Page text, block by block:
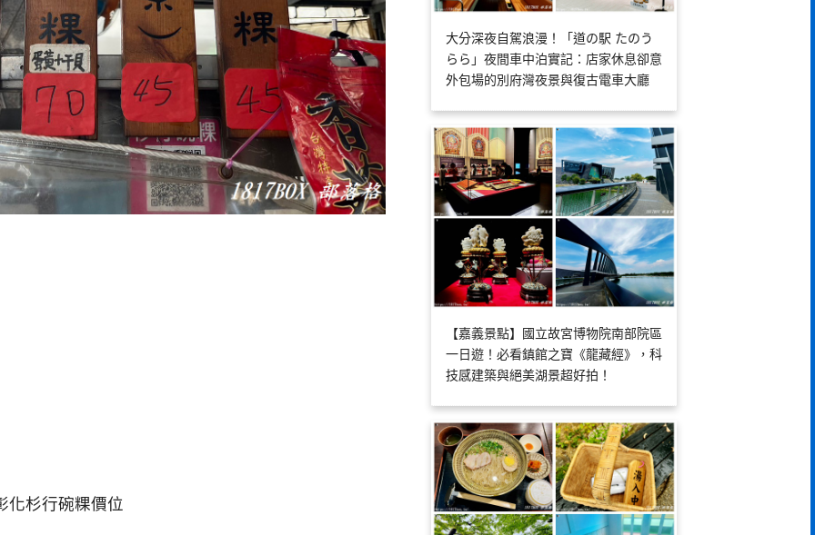
化杉行碗粿價位
大分深夜自駕浪漫！「道の駅 たのう
らら」夜間車中泊實記：店家休息卻意
外包場的別府灣夜景與復古電車大廳
【嘉義景點】國立故宮博物院南部院區
一日遊！必看鎮館之寶《龍藏經》，科
技感建築與絕美湖景超好拍！